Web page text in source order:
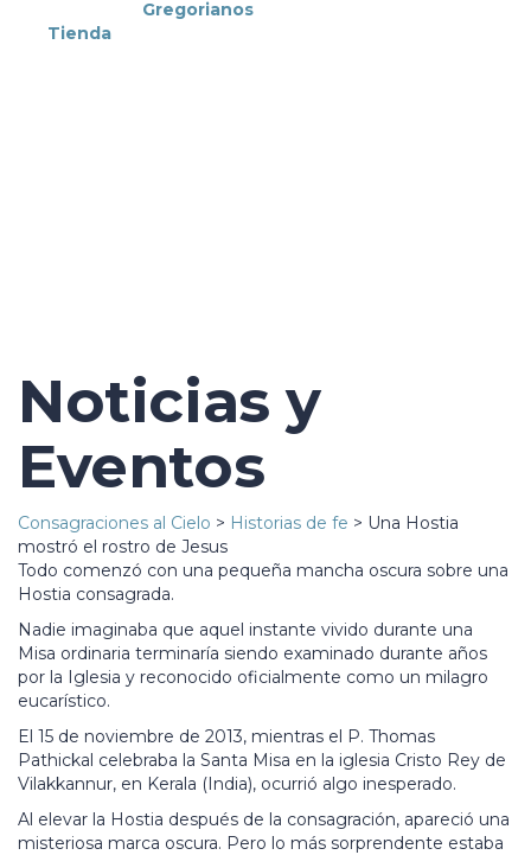
Gregorianos
Tienda
Noticias y
Eventos
Consagraciones al Cielo > Historias de fe > Una Hostia
mostró el rostro de Jesus
Todo comenzó con una pequeña mancha oscura sobre una
Hostia consagrada.
Nadie imaginaba que aquel instante vivido durante una
Misa ordinaria terminaría siendo examinado durante años
por la Iglesia y reconocido oficialmente como un milagro
eucarístico.
El 15 de noviembre de 2013, mientras el P. Thomas
Pathickal celebraba la Santa Misa en la iglesia Cristo Rey de
Vilakkannur, en Kerala (India), ocurrió algo inesperado.
Al elevar la Hostia después de la consagración, apareció una
misteriosa marca oscura. Pero lo más sorprendente estaba